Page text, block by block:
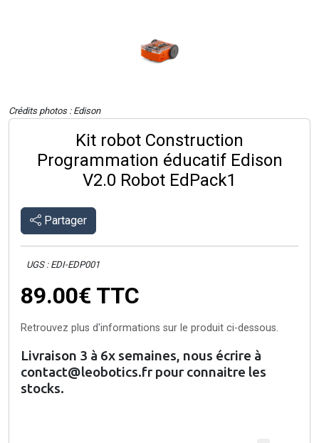
Crédits photos : Edison
Kit robot Construction
Programmation éducatif Edison
V2.0 Robot EdPack1
Partager
UGS : EDI-EDP001
89.00€ TTC
Retrouvez plus d'informations sur le produit ci-dessous.
Livraison 3 à 6x semaines, nous écrire à
contact@leobotics.fr pour connaitre les
stocks.